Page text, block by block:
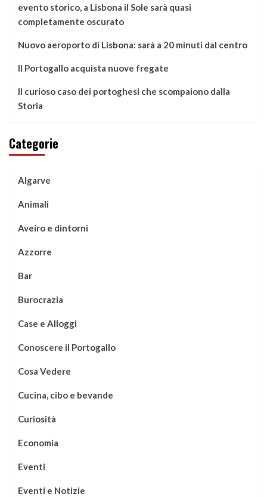
evento storico, a Lisbona il Sole sarà quasi
completamente oscurato
Nuovo aeroporto di Lisbona: sarà a 20 minuti dal centro
Il Portogallo acquista nuove fregate
Il curioso caso dei portoghesi che scompaiono dalla
Storia
Categorie
Algarve
Animali
Aveiro e dintorni
Azzorre
Bar
Burocrazia
Case e Alloggi
Conoscere il Portogallo
Cosa Vedere
Cucina, cibo e bevande
Curiosità
Economia
Eventi
Eventi e Notizie